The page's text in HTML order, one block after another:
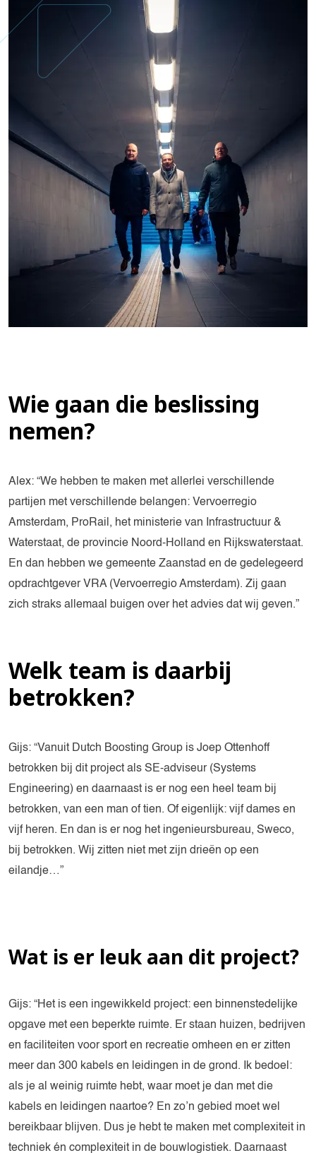
Wie gaan die beslissing
nemen?
Alex: “We hebben te maken met allerlei verschillende
partijen met verschillende belangen: Vervoerregio
Amsterdam, ProRail, het ministerie van Infrastructuur &
Waterstaat, de provincie Noord-Holland en Rijkswaterstaat.
En dan hebben we gemeente Zaanstad en de gedelegeerd
opdrachtgever VRA (Vervoerregio Amsterdam). Zij gaan
zich straks allemaal buigen over het advies dat wij geven.”
Welk team is daarbij
betrokken?
Gijs: “Vanuit Dutch Boosting Group is Joep Ottenhoff
betrokken bij dit project als SE-adviseur (Systems
Engineering) en daarnaast is er nog een heel team bij
betrokken, van een man of tien. Of eigenlijk: vijf dames en
vijf heren. En dan is er nog het ingenieursbureau, Sweco,
bij betrokken. Wij zitten niet met zijn drieën op een
eilandje…”
Wat is er leuk aan dit project?
Gijs: “Het is een ingewikkeld project: een binnenstedelijke
opgave met een beperkte ruimte. Er staan huizen, bedrijven
en faciliteiten voor sport en recreatie omheen en er zitten
meer dan 300 kabels en leidingen in de grond. Ik bedoel:
als je al weinig ruimte hebt, waar moet je dan met die
kabels en leidingen naartoe? En zo’n gebied moet wel
bereikbaar blijven. Dus je hebt te maken met complexiteit in
techniek én complexiteit in de bouwlogistiek. Daarnaast